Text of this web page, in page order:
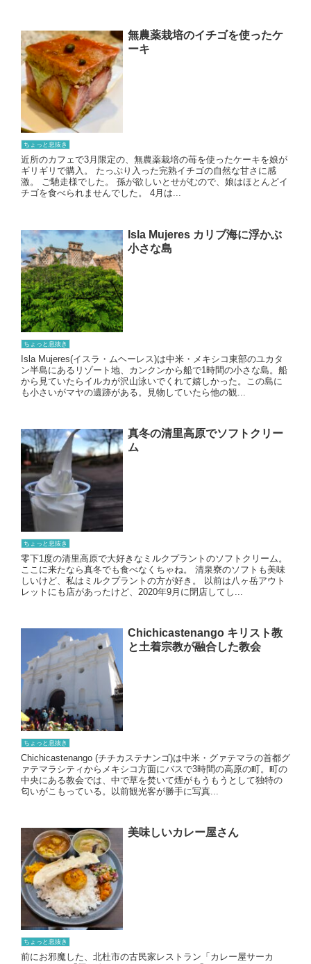
ちょっと息抜き
無農薬栽培のイチゴを使ったケ
ーキ
近所のカフェで3月限定の、無農薬栽培の苺を使ったケーキを娘が
ギリギリで購入。 たっぷり入った完熟イチゴの自然な甘さに感
激。 ご馳走様でした。 孫が欲しいとせがむので、娘はほとんどイ
チゴを食べられませんでした。 4月は...
ちょっと息抜き
Isla Mujeres カリブ海に浮かぶ
小さな島
Isla Mujeres(イスラ・ムヘーレス)は中米・メキシコ東部のユカタ
ン半島にあるリゾート地、カンクンから船で1時間の小さな島。船
から見ていたらイルカが沢山泳いでくれて嬉しかった。この島に
も小さいがマヤの遺跡がある。見物していたら他の観...
ちょっと息抜き
真冬の清里高原でソフトクリー
ム
零下1度の清里高原で大好きなミルクプラントのソフトクリーム。
ここに来たなら真冬でも食べなくちゃね。 清泉寮のソフトも美味
しいけど、私はミルクプラントの方が好き。 以前は八ヶ岳アウト
レットにも店があったけど、2020年9月に閉店してし...
ちょっと息抜き
Chichicastenango キリスト教
と土着宗教が融合した教会
Chichicastenango (チチカステナンゴ)は中米・グァテマラの首都グ
ァテマラシティからメキシコ方面にバスで3時間の高原の町。町の
中央にある教会では、中で草を焚いて煙がもうもうとして独特の
匂いがこもっている。以前観光客が勝手に写真...
ちょっと息抜き
美味しいカレー屋さん
前にお邪魔した、北杜市の古民家レストラン「カレー屋サーカ